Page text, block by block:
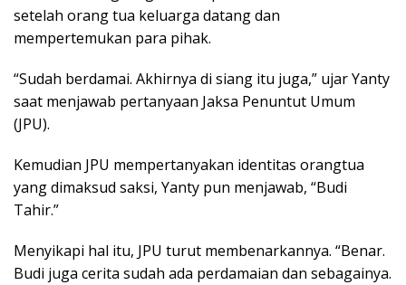
setelah orang tua keluarga datang dan
mempertemukan para pihak.
“Sudah berdamai. Akhirnya di siang itu juga,” ujar Yanty
saat menjawab pertanyaan Jaksa Penuntut Umum
(JPU).
Kemudian JPU mempertanyakan identitas orangtua
yang dimaksud saksi, Yanty pun menjawab, “Budi
Tahir.”
Menyikapi hal itu, JPU turut membenarkannya. “Benar.
Budi juga cerita sudah ada perdamaian dan sebagainya.